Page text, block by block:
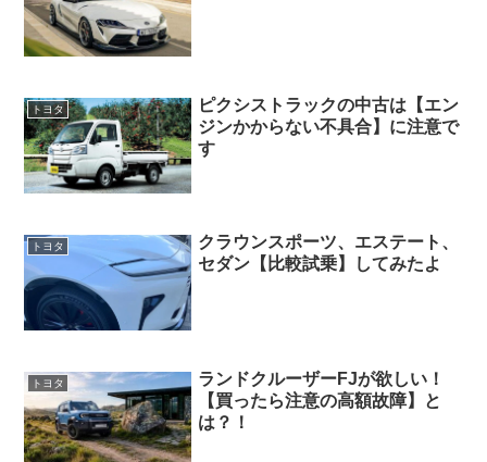
トヨタ
ピクシストラックの中古は【エン
ジンかからない不具合】に注意で
す
トヨタ
クラウンスポーツ、エステート、
セダン【比較試乗】してみたよ
トヨタ
ランドクルーザーFJが欲しい！
【買ったら注意の高額故障】と
は？！